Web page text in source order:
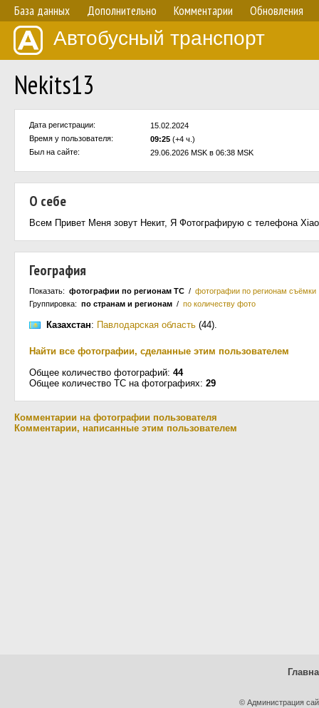
База данных Дополнительно Комментарии Обновления
Автобусный транспорт
Nekits13
Дата регистрации:
15.02.2024
Время у пользователя:
09:25 (+4 ч.)
Был на сайте:
29.06.2026 MSK в 06:38 MSK
О себе
Всем Привет Меня зовут Некит, Я Фотографирую с телефона
География
Показать: фотографии по регионам ТС / фотографии по регионам съёмки
Группировка: по странам и регионам / по количеству фото
Казахстан: Павлодарская область (44).
Найти все фотографии, сделанные этим пользователем
Общее количество фотографий: 44
Общее количество ТС на фотографиях: 29
Комментарии на фотографии пользователя
Комментарии, написанные этим пользователем
© Администрация